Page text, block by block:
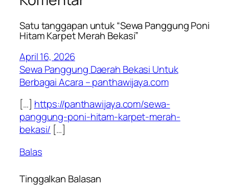
Satu tanggapan untuk “Sewa Panggung Poni
Hitam Karpet Merah Bekasi”
April 16, 2026
Sewa Panggung Daerah Bekasi Untuk
Berbagai Acara – panthawijaya.com
[…] https://panthawijaya.com/sewa-
panggung-poni-hitam-karpet-merah-
bekasi/ […]
Balas
Tinggalkan Balasan